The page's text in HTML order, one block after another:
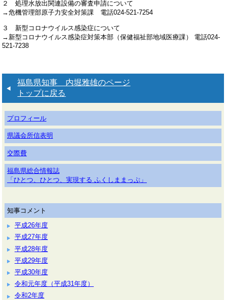
２ 処理水放出関連設備の審査申請について
→危機管理部原子力安全対策課 電話024-521-7254
３ 新型コロナウイルス感染症について
→新型コロナウイルス感染症対策本部（保健福祉部地域医療課） 電話024-
521-7238
福島県知事 内堀雅雄のページ
トップに戻る
プロフィール
県議会所信表明
交際費
福島県総合情報誌
「ひとつ、ひとつ、実現する ふくしままっぷ」
知事コメント
平成26年度
平成27年度
平成28年度
平成29年度
平成30年度
令和元年度（平成31年度）
令和2年度